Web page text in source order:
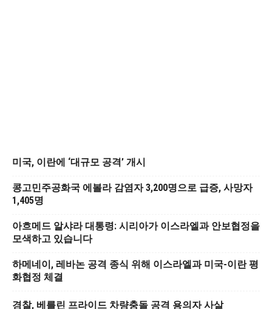
미국, 이란에 ‘대규모 공격’ 개시
콩고민주공화국 에볼라 감염자 3,200명으로 급증, 사망자
1,405명
아흐메드 알샤라 대통령: 시리아가 이스라엘과 안보협정을
모색하고 있습니다
하메네이, 레바논 공격 종식 위해 이스라엘과 미국-이란 평
화협정 체결
경찰, 베를린 프라이드 차량충돌 공격 용의자 사살